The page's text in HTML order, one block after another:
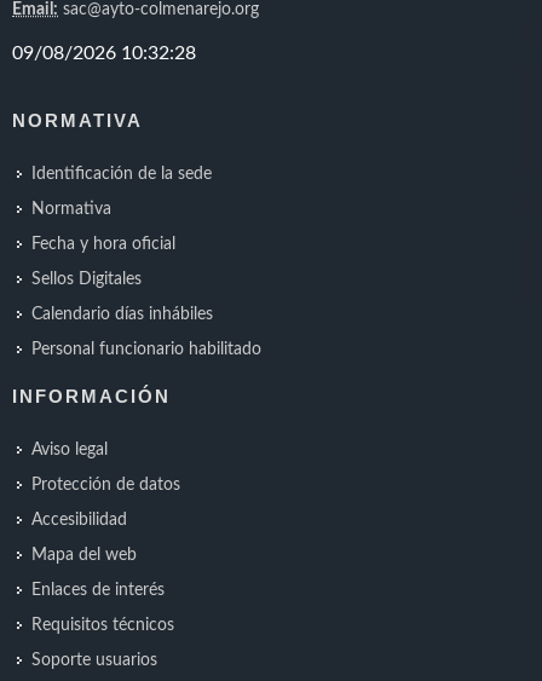
Email: sac@ayto-colmenarejo.org
NORMATIVA
Identificación de la sede
Normativa
Fecha y hora oficial
Sellos Digitales
Calendario días inhábiles
Personal funcionario habilitado
INFORMACIÓN
Aviso legal
Protección de datos
Accesibilidad
Mapa del web
Enlaces de interés
Requisitos técnicos
Soporte usuarios